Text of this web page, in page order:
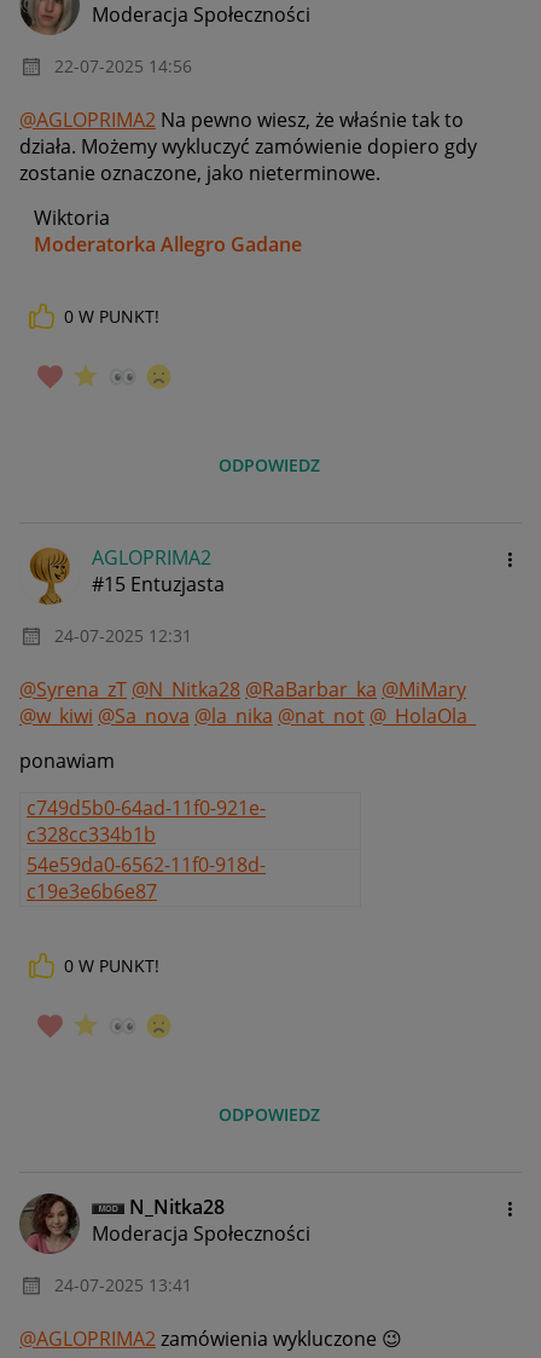
Moderacja Społeczności
‎22-07-2025 14:56
@AGLOPRIMA2 Na pewno wiesz, że właśnie tak to
działa. Możemy wykluczyć zamówienie dopiero gdy
zostanie oznaczone, jako nieterminowe.
Wiktoria
Moderatorka Allegro Gadane
0 W PUNKT!
ODPOWIEDZ
AGLOPRIMA2
#15 Entuzjasta
‎24-07-2025 12:31
@Syrena_zT @N_Nitka28 @RaBarbar_ka @MiMary
@w_kiwi @Sa_nova @la_nika @nat_not @_HolaOla_
ponawiam
c749d5b0-64ad-11f0-921e-
c328cc334b1b
54e59da0-6562-11f0-918d-
c19e3e6b6e87
0 W PUNKT!
ODPOWIEDZ
N_Nitka28
Moderacja Społeczności
‎24-07-2025 13:41
@AGLOPRIMA2zamówienia wykluczone 😉